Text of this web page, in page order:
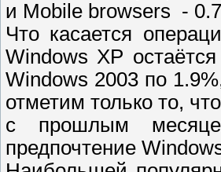
и Mobile browsers -
Что касается
Windows XP
Windows 2003 по
отметим только то,
с прошлым
предпочтение